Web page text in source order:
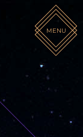
MENU